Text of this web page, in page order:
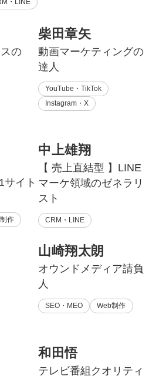
ジャー
・LINE
の
柴田章矢
動画マーケティングの
達人
YouTube・TikTok
Instagram・X
サイト
作
中上雄翔
【 売上直結型 】LINE
マーケ領域のゼネラリ
スト
CRM・LINE
山崎翔太朗
オウンドメディア請負
人
SEO・MEO Web制作
和田悟
テレビ番組クオリティ